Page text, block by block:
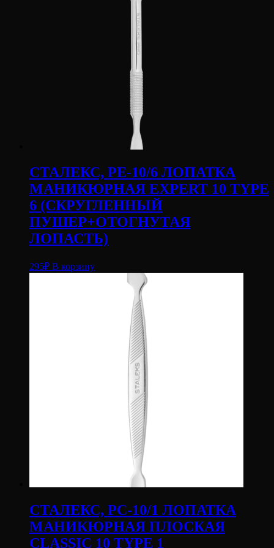
СТАЛЕКС, PE-10/6 ЛОПАТКА
МАНИКЮРНАЯ EXPERT 10 TYPE
6 (СКРУГЛЕННЫЙ
ПУШЕР+ОТОГНУТАЯ
ЛОПАСТЬ)
295₽ В корзину
СТАЛЕКС, PC-10/1 ЛОПАТКА
МАНИКЮРНАЯ ПЛОСКАЯ
CLASSIC 10 TYPE 1